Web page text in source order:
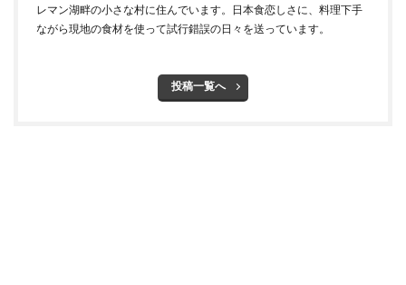
レマン湖畔の小さな村に住んでいます。日本食恋しさに、料理下手
ながら現地の食材を使って試行錯誤の日々を送っています。
投稿一覧へ